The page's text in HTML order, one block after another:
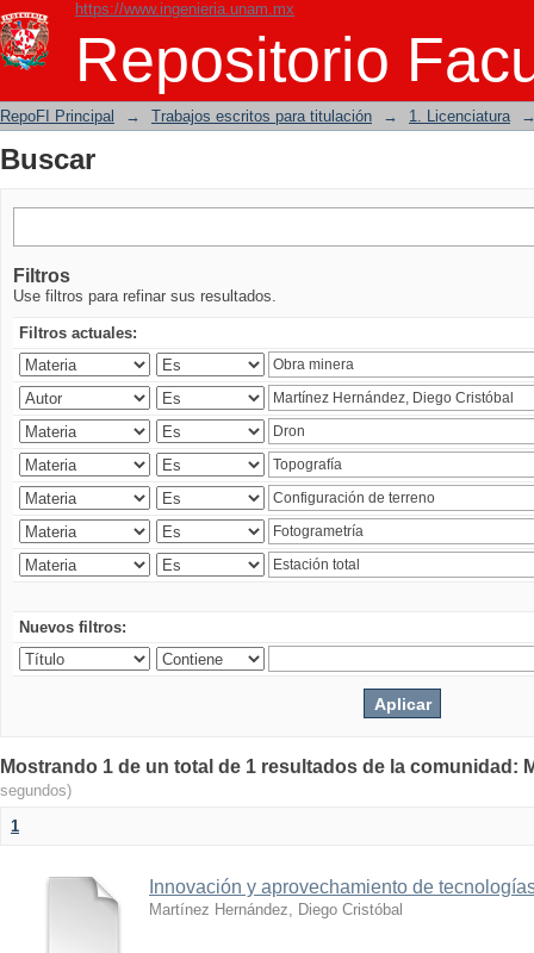
https://www.ingenieria.unam.mx
Repositorio
Buscar
RepoFI Principal → Trabajos escritos para titulación → 1. Licenciatura
Buscar
Filtros
Use filtros para refinar sus resultados.
Filtros actuales:
Nuevos filtros:
Mostrando 1 de un total de 1 resultados de la comunidad:
segundos)
1
Innovación y aprovechamiento de
Martínez Hernández, Diego Cristóbal